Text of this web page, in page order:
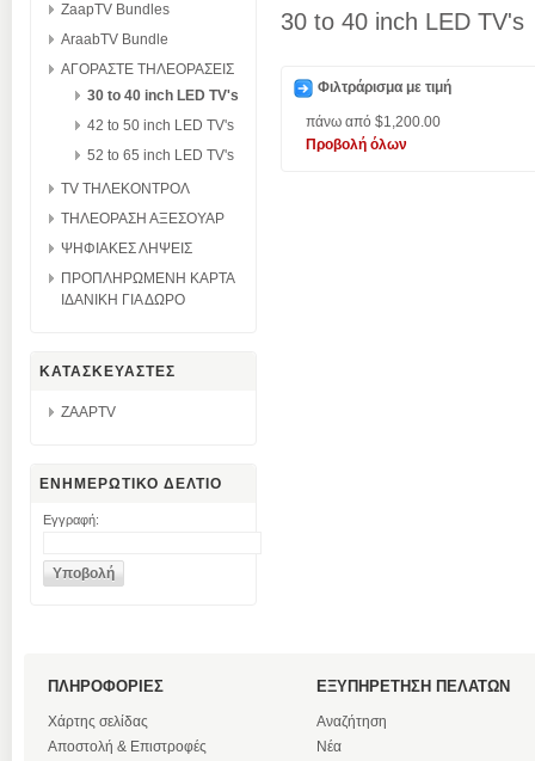
ZaapTV Bundles
AraabTV Bundle
ΑΓΟΡΑΣΤΕ ΤΗΛΕΟΡΑΣΕΙΣ
30 to 40 inch LED TV's
42 to 50 inch LED TV's
52 to 65 inch LED TV's
TV ΤΗΛΕΚΟΝΤΡΟΛ
ΤΗΛΕΟΡΑΣΗ ΑΞΕΣΟΥΑΡ
ΨΗΦΙΑΚΕΣ ΛΗΨΕΙΣ
ΠΡΟΠΛΗΡΩΜΕΝΗ ΚΑΡΤΑ
ΙΔΑΝΙΚΗ ΓΙΑ ΔΩΡΟ
ΚΑΤΑΣΚΕΥΑΣΤΕΣ
ZAAPTV
ΕΝΗΜΕΡΩΤΙΚΟ ΔΕΛΤΙΟ
Εγγραφή:
30 to 40 inch LED TV's
Φιλτράρισμα με τιμή
πάνω από $1,200.00
Προβολή όλων
ΠΛΗΡΟΦΟΡΙΕΣ
Χάρτης σελίδας
Αποστολή & Επιστροφές
ΕΞΥΠΗΡΕΤΗΣΗ ΠΕΛΑΤΩΝ
Αναζήτηση
Νέα